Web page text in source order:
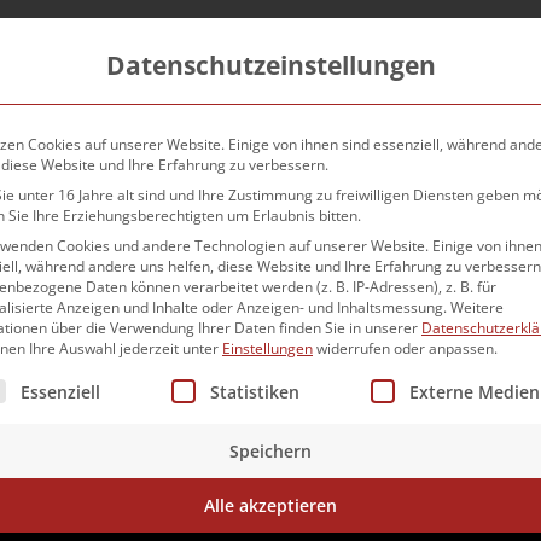
Bäckerei Striffler
Baumann Rothenburger
Datenschutzeinstellungen
Cookies auf unserer Website. Einige von ihnen sind essenziell, während
Website und Ihre Erfahrung zu verbessern.
unter 16 Jahre alt sind und Ihre Zustimmung zu freiwilligen Diensten geben
Sie Ihre Erziehungsberechtigten um Erlaubnis bitten.
Cookies und andere Technologien auf unserer Website. Einige von
während andere uns helfen, diese Website und Ihre Erfahrung zu
Daten können verarbeitet werden (z. B. IP-Adressen), z. B. für
Anzeigen und Inhalte oder Anzeigen- und Inhaltsmessung.Weitere
über die Verwendung Ihrer Daten finden Sie in unserer
Ihre Auswahl jederzeit unter Einstellungenwiderrufen oder anpassen.
eine Liste der Service-Gruppen, für die eine
Essenziell Statistiken Externe Medien
Speichern
Alle akzeptieren